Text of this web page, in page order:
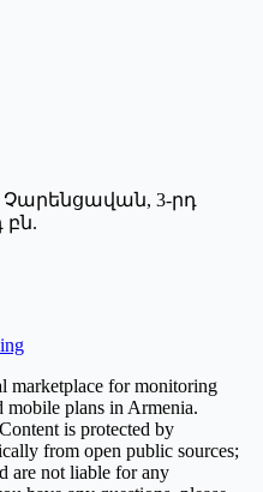
Չարենցավան, 3-րդ
բն.
marketplace for monitoring
mobile plans in Armenia.
is protected by
from open public sources;
are not liable for any